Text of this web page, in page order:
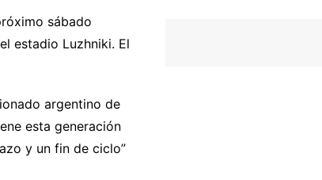
sábado
estadio Luzhniki. El
argentino de
esta generación
y un fin de ciclo”